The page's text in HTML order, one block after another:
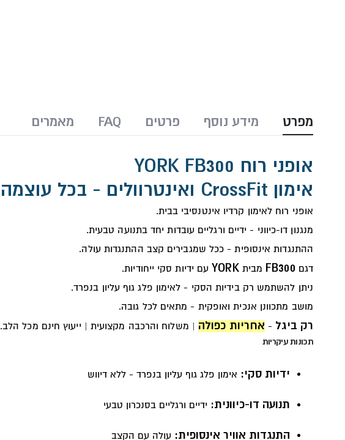
מפרט
אופני רוח YORK FB300
אימון CrossFit ואינטרוולים - בכל עוצמה שתבחרו
אופני רוח לאימון קרדיו אינטנסיבי בבית.
מנגנון דו-כיווני - ידיים ורגליים עובדות יחד בתנועה טבעית.
ההתנגדות אינסופית - ככל שמגבירים קצב ההתנגדות עולה.
דגם FB300 מביתYORK עם ידיות סקי ייחודיות.
ניתן להשתמש רק בידיות הסקי - לאימון פלג גוף עליון בנפרד.
מושב מתכוונן אנכית ואופקית - מתאים לכל גובה.
רק ביגל - אחריות כפולה | משלוח והרכבה מקצועית | ייעוץ חינם מכל הלב.
תכונות עיקריות
ידיות סקי: אימון פלג גוף עליון בנפרד - ללא דיווש
תנועה דו-כיוונית: ידיים ורגליים בסנכרון טבעי
התנגדות אוויר אינסופית: עולה עם הקצב
מידע נוסף פרטים FAQ מאמרים